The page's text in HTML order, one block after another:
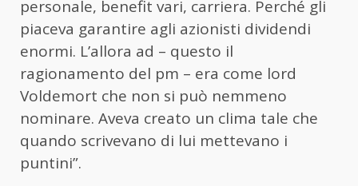
personale, benefit vari, carriera. Perché gli
piaceva garantire agli azionisti dividendi
enormi. L’allora ad – questo il
ragionamento del pm – era come lord
Voldemort che non si può nemmeno
nominare. Aveva creato un clima tale che
quando scrivevano di lui mettevano i
puntini”.